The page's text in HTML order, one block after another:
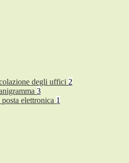
degli uffici 2
3
elettronica 1